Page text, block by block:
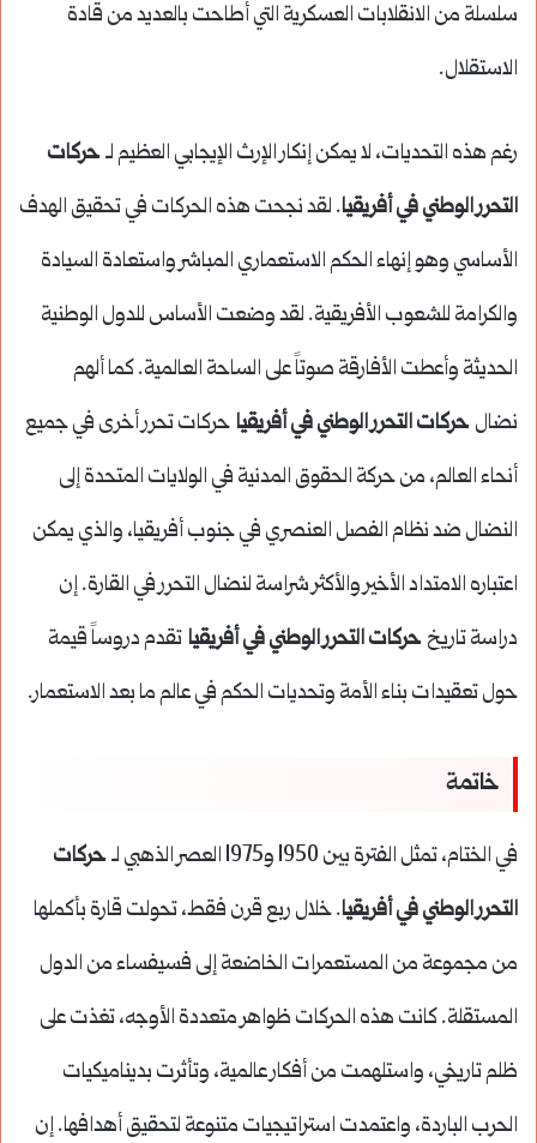
سلسلة من الانقلابات العسكرية التي أطاحت بالعديد من قادة
الاستقلال.
رغم هذه التحديات، لا يمكن إنكار الإرث الإيجابي العظيم لـحركات
التحرر الوطني في أفريقيا. لقد نجحت هذه الحركات في تحقيق الهدف
الأساسي وهو إنهاء الحكم الاستعماري المباشر واستعادة السيادة
والكرامة للشعوب الأفريقية. لقد وضعت الأساس للدول الوطنية
الحديثة وأعطت الأفارقة صوتاً على الساحة العالمية. كما ألهم
نضالحركات التحرر الوطني في أفريقيا حركات تحرر أخرى في جميع
أنحاء العالم، من حركة الحقوق المدنية في الولايات المتحدة إلى
النضال ضد نظام الفصل العنصري في جنوب أفريقيا، والذي يمكن
اعتباره الامتداد الأخير والأكثر شراسة لنضال التحرر في القارة. إن
دراسة تاريخحركات التحرر الوطني في أفريقيا تقدم دروساً قيمة
حول تعقيدات بناء الأمة وتحديات الحكم في عالم ما بعد الاستعمار.
خاتمة
في الختام، تمثل الفترة بين 1950 و1975 العصر الذهبي لـ
حركات
التحرر الوطني في أفريقيا. خلال ربع قرن فقط، تحولت قارة بأكملها
من مجموعة من المستعمرات الخاضعة إلى فسيفساء من الدول
المستقلة. كانت هذه الحركات ظواهر متعددة الأوجه، تغذت على
ظلم تاريخي، واستلهمت من أفكار عالمية، وتأثرت بديناميكيات
الحرب الباردة، واعتمدت استراتيجيات متنوعة لتحقيق أهدافها. إن